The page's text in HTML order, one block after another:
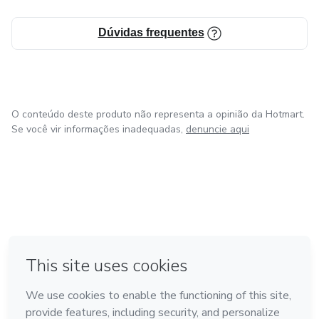
Dúvidas frequentes
O conteúdo deste produto não representa a opinião da Hotmart.
Se você vir informações inadequadas, denuncie aqui
Feito com ❤ na Cidade do México